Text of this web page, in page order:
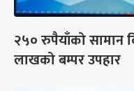
२५० रुपैयाँको सामान
लाखको बम्पर उपहार